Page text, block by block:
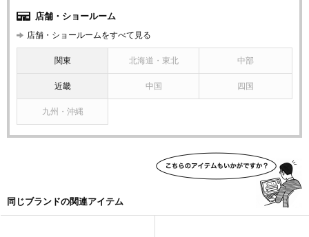
店舗・ショールーム
店舗・ショールームをすべて見る
関東 北海道・東北 中部
近畿 中国 四国
九州・沖縄
同じブランドの関連アイテム